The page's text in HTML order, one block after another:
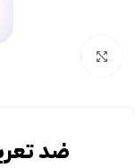
بزرگنمایی تصویر
ضد